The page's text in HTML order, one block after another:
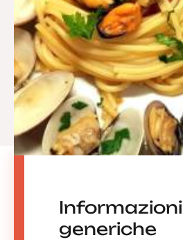
Informazioni
generiche